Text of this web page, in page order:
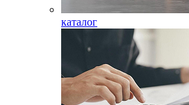
каталог